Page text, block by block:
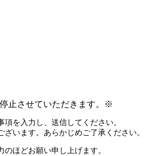
止させていただきます。※
を入力し、送信してください。
います。あらかじめご了承ください。
ほどお願い申し上げます。